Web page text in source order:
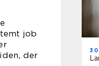
job
der